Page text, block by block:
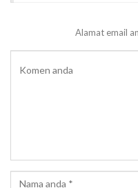
Alamat email